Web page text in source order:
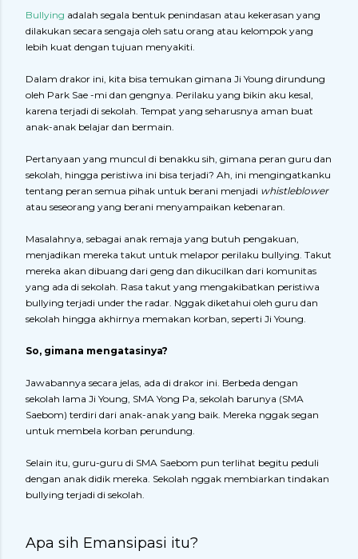
Bullying adalah segala bentuk penindasan atau kekerasan yang
dilakukan secara sengaja oleh satu orang atau kelompok yang
lebih kuat dengan tujuan menyakiti.
Dalam drakor ini, kita bisa temukan gimana Ji Young dirundung
oleh Park Sae -mi dan gengnya. Perilaku yang bikin aku kesal,
karena terjadi di sekolah. Tempat yang seharusnya aman buat
anak-anak belajar dan bermain.
Pertanyaan yang muncul di benakku sih, gimana peran guru dan
sekolah, hingga peristiwa ini bisa terjadi? Ah, ini mengingatkanku
tentang peran semua pihak untuk berani menjadi whistleblower
atau seseorang yang berani menyampaikan kebenaran.
Masalahnya, sebagai anak remaja yang butuh pengakuan,
menjadikan mereka takut untuk melapor perilaku bullying. Takut
mereka akan dibuang dari geng dan dikucilkan dari komunitas
yang ada di sekolah. Rasa takut yang mengakibatkan peristiwa
bullying terjadi under the radar. Nggak diketahui oleh guru dan
sekolah hingga akhirnya memakan korban, seperti Ji Young.
So, gimana mengatasinya?
Jawabannya secara jelas, ada di drakor ini. Berbeda dengan
sekolah lama Ji Young, SMA Yong Pa, sekolah barunya (SMA
Saebom) terdiri dari anak-anak yang baik. Mereka nggak segan
untuk membela korban perundung.
Selain itu, guru-guru di SMA Saebom pun terlihat begitu peduli
dengan anak didik mereka. Sekolah nggak membiarkan tindakan
bullying terjadi di sekolah.
Apa sih Emansipasi itu?